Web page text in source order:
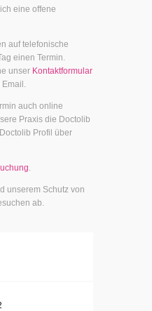
eine offene
auf telefonische
einen Termin.
unser Kontaktformular
auch online
Praxis die Doctolib
Profil über
.
unserem Schutz von
ab.